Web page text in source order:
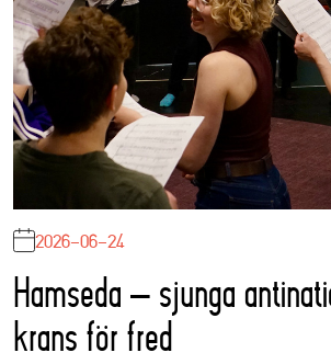
2026-06-24
Hamseda – sjunga
krans för fred